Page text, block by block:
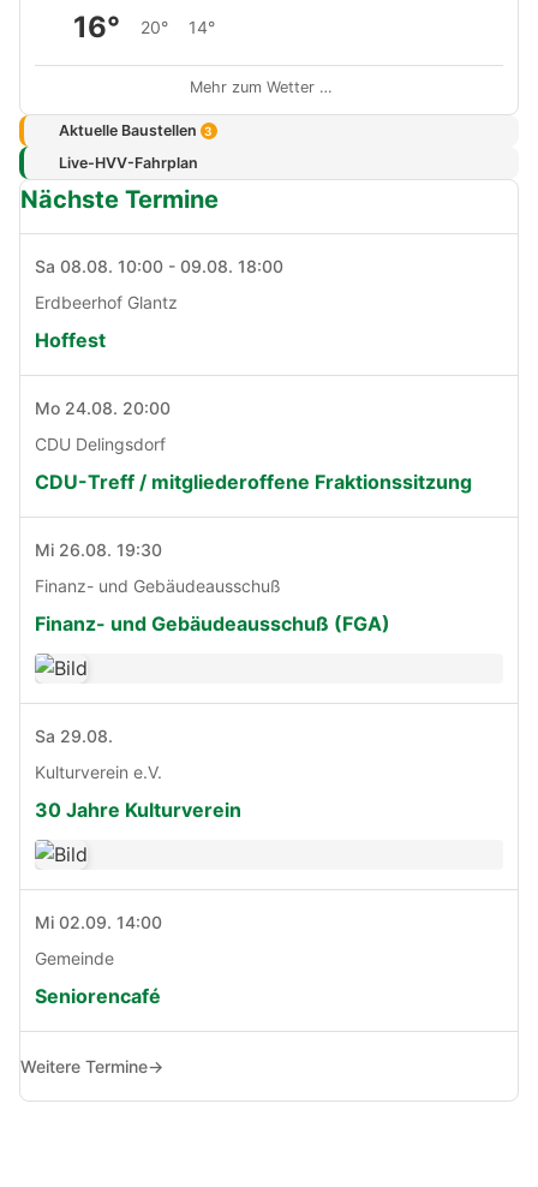
16° 20° 14°
Mehr zum Wetter …
Aktuelle Baustellen 3
Live-HVV-Fahrplan
Nächste Termine
Sa 08.08. 10:00 - 09.08. 18:00
Erdbeerhof Glantz
Hoffest
Mo 24.08. 20:00
CDU Delingsdorf
CDU-Treff / mitgliederoffene Fraktionssitzung
Mi 26.08. 19:30
Finanz- und Gebäudeausschuß
Finanz- und Gebäudeausschuß (FGA)
Sa 29.08.
Kulturverein e.V.
30 Jahre Kulturverein
Mi 02.09. 14:00
Gemeinde
Seniorencafé
Weitere Termine→